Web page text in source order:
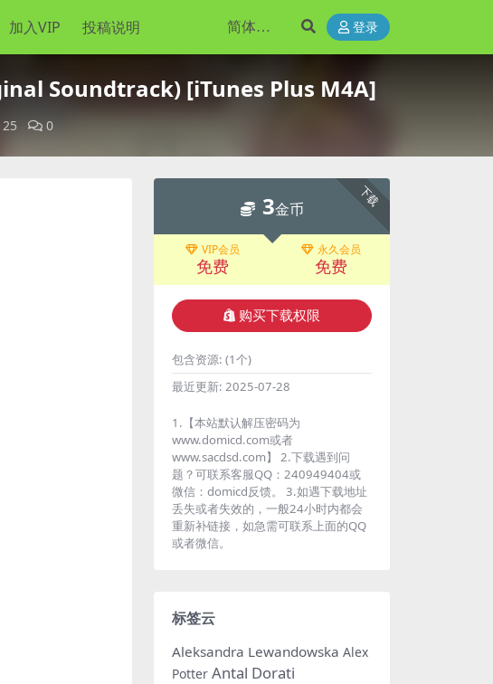
加入VIP 投稿说明 登录
Soundtrack) [iTunes Plus M4A]
0
下载
3金币
VIP会员
免费
永久会员
免费
购买下载权限
包含资源: (1个)
最近更新: 2025-07-28
1.【本站默认解压密码为
www.domicd.com或者
www.sacdsd.com】 2.下载遇到问
题？可联系客服QQ：240949404或
微信：domicd反馈。 3.如遇下载地址
丢失或者失效的，一般24小时内都会
重新补链接，如急需可联系上面的QQ
或者微信。
标签云
Aleksandra Lewandowska Alex
Potter Antal Dorati